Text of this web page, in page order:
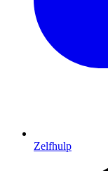
Zelfhulp